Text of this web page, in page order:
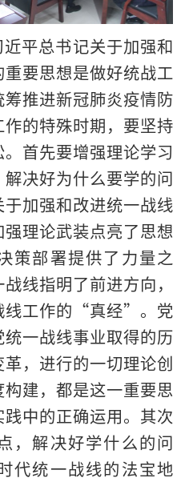
平总书记关于加强和
要思想是做好统战工
推进新冠肺炎疫情防
的特殊时期，要坚持
首先要增强理论学习
决好为什么要学的问
加强和改进统一战线
理论武装点亮了思想
策部署提供了力量之
线指明了前进方向，
线工作的“真经”。党
一战线事业取得的历
，进行的一切理论创
建，都是这一重要思
中的正确运用。其次
，解决好学什么的问
代统一战线的法宝地